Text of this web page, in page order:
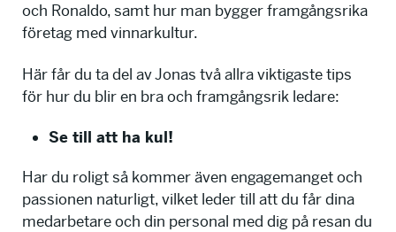
och Ronaldo, samt hur man bygger framgångsrika
företag med vinnarkultur.
Här får du ta del av Jonas två allra viktigaste tips
för hur du blir en bra och framgångsrik ledare:
Se till att ha kul!
Har du roligt så kommer även engagemanget och
passionen naturligt, vilket leder till att du får dina
medarbetare och din personal med dig på resan du